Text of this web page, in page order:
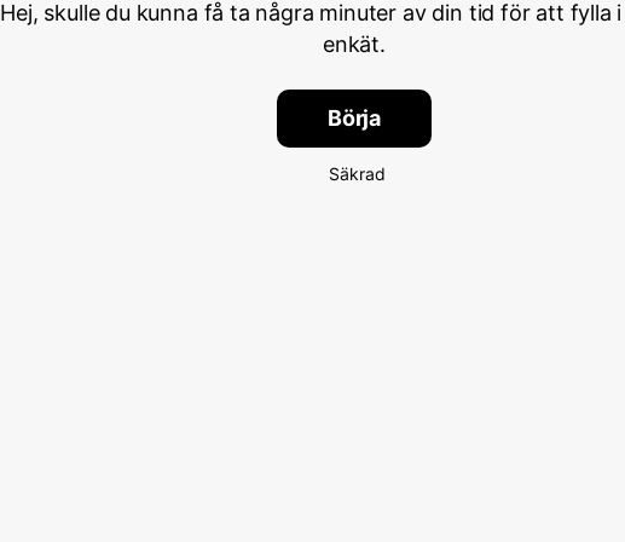
Hej, skulle du kunna få ta några minuter av din tid för att fylla
enkät.
Börja
Säkrad